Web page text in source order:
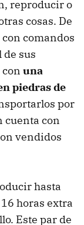
reproducir o
cosas. De
comandos
sus
una
piedras de
por
cuenta con
vendidos
hasta
horas extra
Este par de